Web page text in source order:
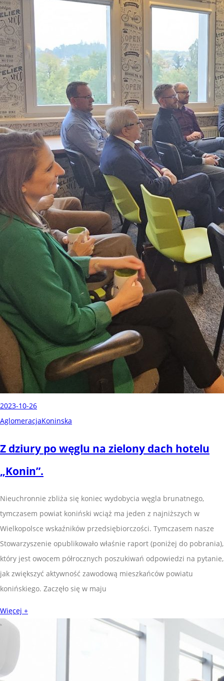
2023-10-26
AglomeracjaKoninska
Z dziury po węglu na zielony dach hotelu
„Konin”.
Nieuchronnie zbliża się koniec wydobycia węgla brunatnego,
tymczasem powiat koniński wciąż ma jeden z najniższych w
Wielkopolsce wskaźników przedsiębiorczości. Tymczasem nasze
Stowarzyszenie opublikowało właśnie raport (poniżej do pobrania),
który jest owocem półrocznych poszukiwań odpowiedzi na pytanie,
jak zwiększyć aktywność zawodową mieszkańców powiatu
konińskiego. Zaczęło się w maju
Więcej +